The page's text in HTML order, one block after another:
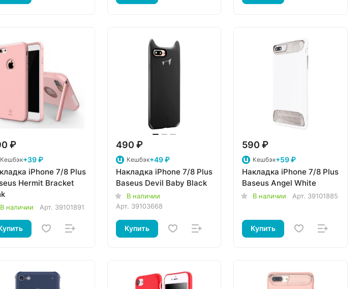
₽
Кешбэк+39 ₽
iPhone 7/8 Plus
Hermit Bracket
В наличии Арт. 39101891
490 ₽
Кешбэк+49 ₽
Накладка iPhone 7/8 Plus
Baseus Devil Baby Black
В наличии
Арт. 39103668
Купить
590 ₽
Кешбэк+59 ₽
Накладка iPhone 7/8 Plus
Baseus Angel White
В наличии Арт. 39101885
Купить